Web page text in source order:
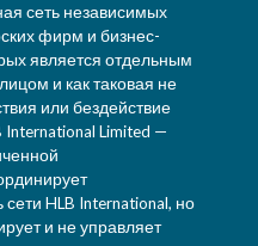
сеть независимых
фирм и бизнес-
является отдельным
и как таковая не
или бездействие
International Limited —
HLB International, но
и не управляет